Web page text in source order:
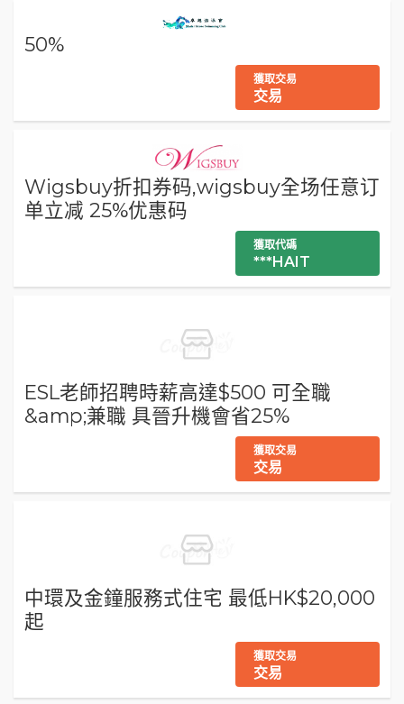
50%
獲取交易
交易
Wigsbuy折扣券码,wigsbuy全场任意订
单立减 25%优惠码
獲取代碼
***HAIT
ESL老師招聘時薪高達$500 可全職
&amp;兼職 具晉升機會省25%
獲取交易
交易
中環及金鐘服務式住宅 最低HK$20,000
起
獲取交易
交易